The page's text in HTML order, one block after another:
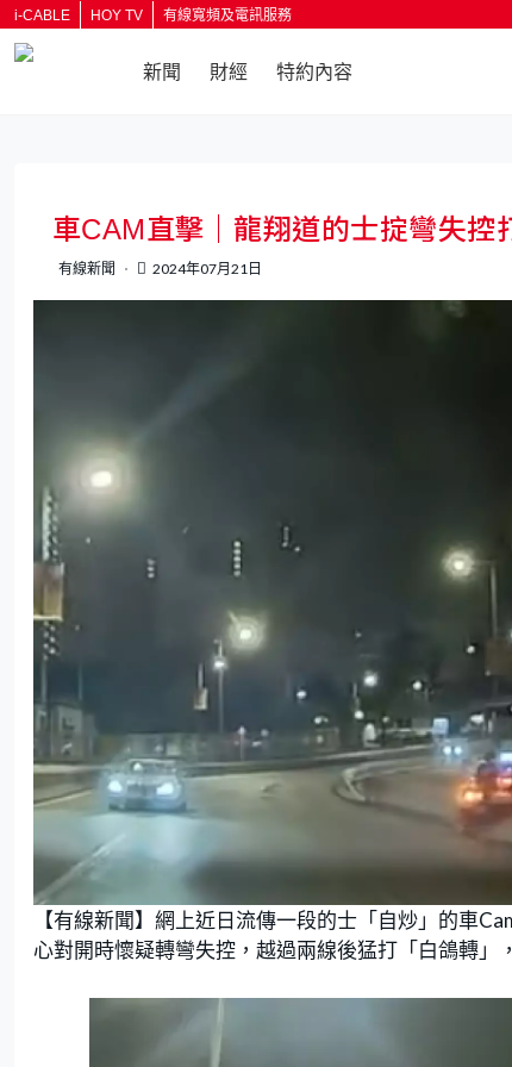
i-CABLE HOY TV 有線寬頻及電訊服務
新聞 財經 特約內容
車CAM直擊｜龍翔道的士掟彎失
有線新聞 2024年07月21日
【有線新聞】網上近日流傳一段的士「自炒」的車
心對開時懷疑轉彎失控，越過兩線後猛打「白鴿轉」